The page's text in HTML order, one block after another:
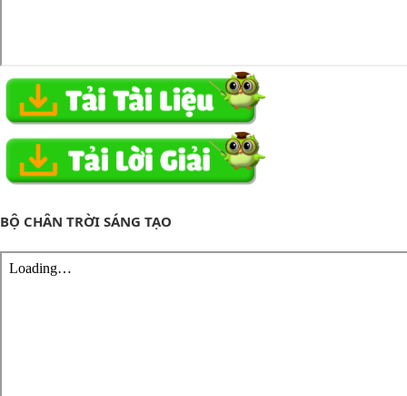
BỘ CHÂN TRỜI SÁNG TẠO